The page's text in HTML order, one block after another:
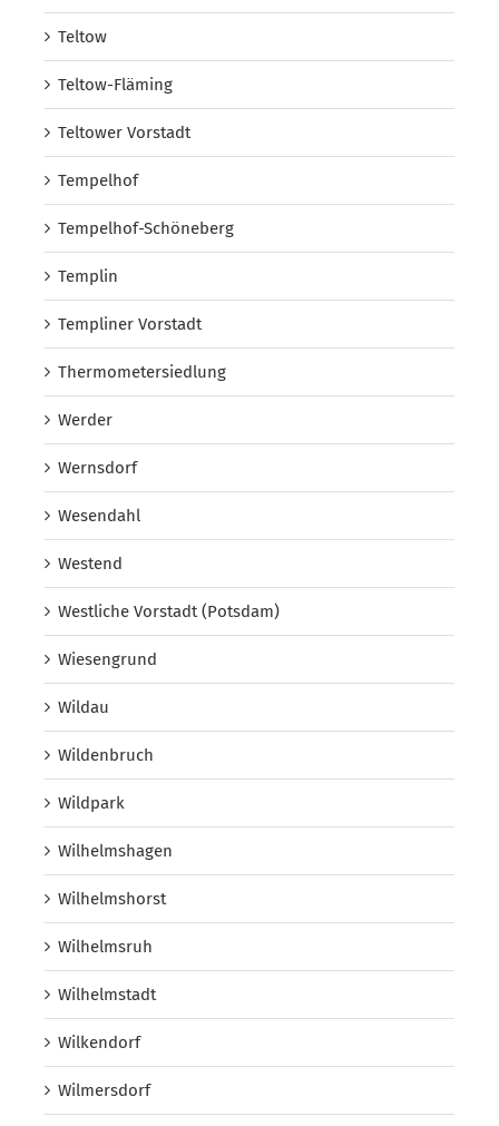
Teltow
Teltow-Fläming
Teltower Vorstadt
Tempelhof
Tempelhof-Schöneberg
Templin
Templiner Vorstadt
Thermometersiedlung
Werder
Wernsdorf
Wesendahl
Westend
Westliche Vorstadt (Potsdam)
Wiesengrund
Wildau
Wildenbruch
Wildpark
Wilhelmshagen
Wilhelmshorst
Wilhelmsruh
Wilhelmstadt
Wilkendorf
Wilmersdorf